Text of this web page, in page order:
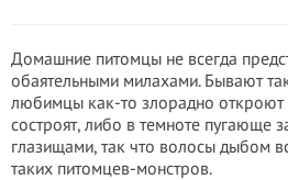
Домашние питомцы не всегда
обаятельными милахами. Бывают
любимцы как-то злорадно откроют
состроят, либо в темноте пугающе
глазищами, так что волосы дыбом
таких питомцев-монстров.